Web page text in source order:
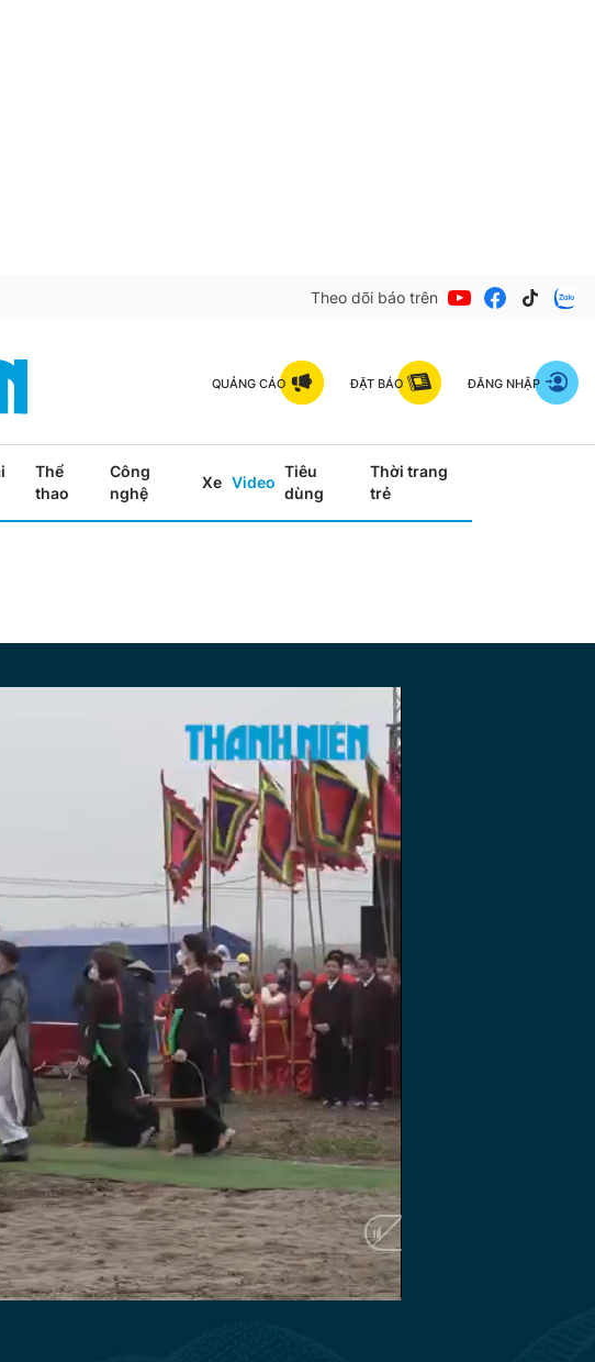
Theo dõi báo trên
QUẢNG CÁO ĐẶT BÁO ĐĂNG NHẬP
Thể
thao
Công
nghệ
Xe Video
Tiêu
dùng
Thời trang
trẻ